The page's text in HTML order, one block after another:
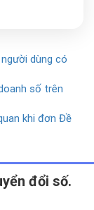
dùng có
số trên
khi đơn Đề
đổi số.